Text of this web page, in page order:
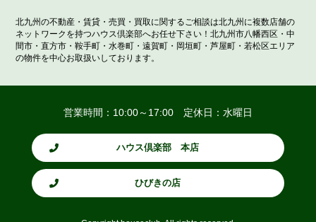
北九州の不動産・賃貸・売買・買取に関するご相談は北九州に複数店舗の
ネットワークを持つハウス倶楽部へお任せ下さい！北九州市八幡西区・中
間市・直方市・鞍手町・水巻町・遠賀町・岡垣町・芦屋町・若松区エリア
の物件を中心お取扱いしております。
営業時間：10:00～17:00 定休日：水曜日
ハウス倶楽部 本店
ひびきの店